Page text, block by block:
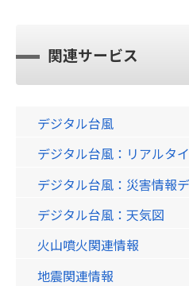
関連サービス
デジタル台風
デジタル台風：リアルタ
デジタル台風：災害情報
デジタル台風：天気図
火山噴火関連情報
地震関連情報